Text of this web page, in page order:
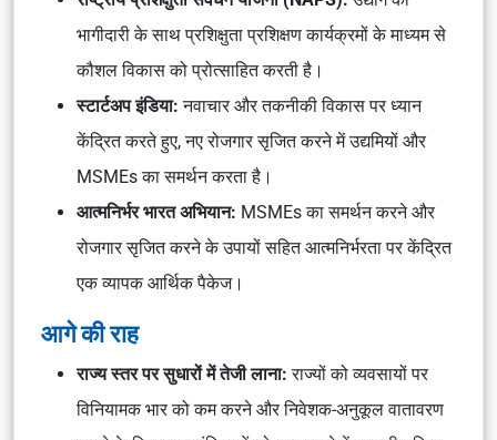
भागीदारी के साथ प्रशिक्षुता प्रशिक्षण कार्यक्रमों के माध्यम से
कौशल विकास को प्रोत्साहित करती है।
स्टार्टअप इंडिया:नवाचार और तकनीकी विकास पर ध्यान
केंद्रित करते हुए, नए रोजगार सृजित करने में उद्यमियों और
MSMEs का समर्थन करता है।
आत्मनिर्भर भारत अभियान: MSMEs का समर्थन करने और
रोजगार सृजित करने के उपायों सहित आत्मनिर्भरता पर केंद्रित
एक व्यापक आर्थिक पैकेज।
आगे की राह
राज्य स्तर पर सुधारों में तेजी लाना:राज्यों को व्यवसायों पर
विनियामक भार को कम करने और निवेशक-अनुकूल वातावरण